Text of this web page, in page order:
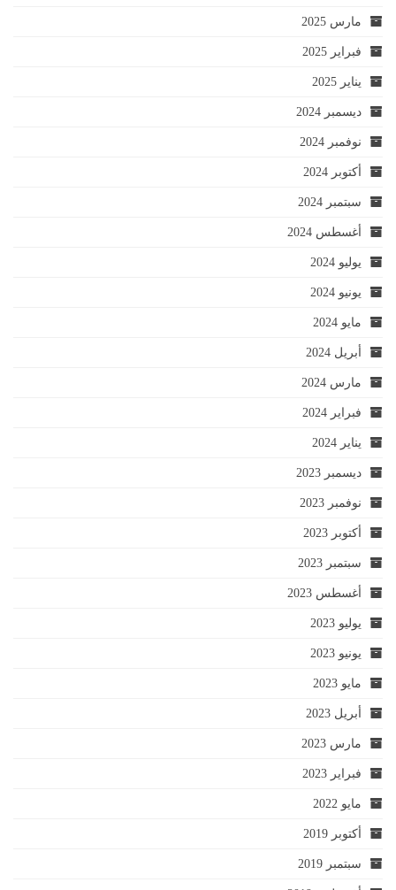
مارس 2025
فبراير 2025
يناير 2025
ديسمبر 2024
نوفمبر 2024
أكتوبر 2024
سبتمبر 2024
أغسطس 2024
يوليو 2024
يونيو 2024
مايو 2024
أبريل 2024
مارس 2024
فبراير 2024
يناير 2024
ديسمبر 2023
نوفمبر 2023
أكتوبر 2023
سبتمبر 2023
أغسطس 2023
يوليو 2023
يونيو 2023
مايو 2023
أبريل 2023
مارس 2023
فبراير 2023
مايو 2022
أكتوبر 2019
سبتمبر 2019